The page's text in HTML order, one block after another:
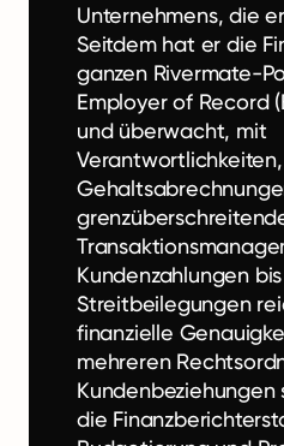
Unternehmens, die
Seitdem hat er die
ganzen Rivermate-
Employer of Record
und überwacht, mit
Kundenzahlungen
Streitbeilegungen
finanzielle
mehreren
die